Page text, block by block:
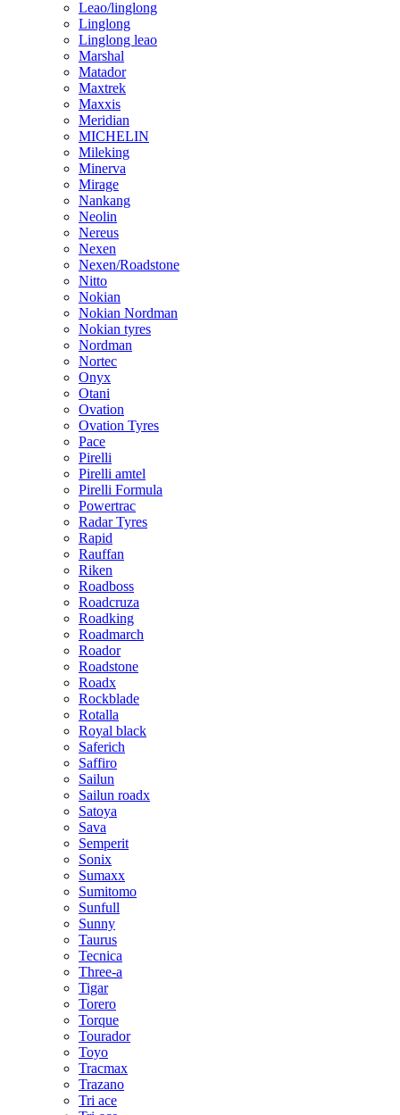
Leao/linglong
Linglong
Linglong leao
Marshal
Matador
Maxtrek
Maxxis
Meridian
MICHELIN
Mileking
Minerva
Mirage
Nankang
Neolin
Nereus
Nexen
Nexen/Roadstone
Nitto
Nokian
Nokian Nordman
Nokian tyres
Nordman
Nortec
Onyx
Otani
Ovation
Ovation Tyres
Pace
Pirelli
Pirelli amtel
Pirelli Formula
Powertrac
Radar Tyres
Rapid
Rauffan
Riken
Roadboss
Roadcruza
Roadking
Roadmarch
Roador
Roadstone
Roadx
Rockblade
Rotalla
Royal black
Saferich
Saffiro
Sailun
Sailun roadx
Satoya
Sava
Semperit
Sonix
Sumaxx
Sumitomo
Sunfull
Sunny
Taurus
Tecnica
Three-a
Tigar
Torero
Torque
Tourador
Toyo
Tracmax
Trazano
Tri ace